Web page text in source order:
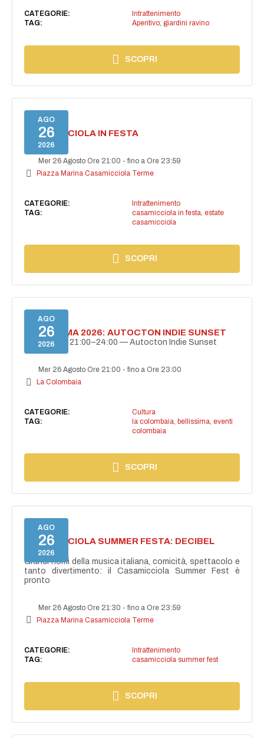
CATEGORIE:
Intrattenimento
TAG:
Aperitivo, giardini ravino
SCOPRI
AGO
26
2026
CASAMICCIOLA IN FESTA
Mer 26 Agosto Ore 21:00 -fino a Ore 23:59
Piazza Marina Casamicciola Terme
CATEGORIE:
Intrattenimento
TAG:
casamicciola in festa, estate
casamicciola
SCOPRI
AGO
26
2026
BELLISSIMA 2026: AUTOCTON INDIE SUNSET
26 agosto | 21:00–24:00 — Autocton Indie Sunset
Mer 26 Agosto Ore 21:00 -fino a Ore 23:00
La Colombaia
CATEGORIE:
Cultura
TAG:
la colombaia, bellissima, eventi
colombaia
SCOPRI
AGO
26
2026
CASAMICCIOLA SUMMER FESTA: DECIBEL
BELLINI
Grandi nomi della musica italiana, comicità, spettacolo e
tanto divertimento: il Casamicciola Summer Fest è
pronto
Mer 26 Agosto Ore 21:30 -fino a Ore 23:59
Piazza Marina Casamicciola Terme
CATEGORIE:
Intrattenimento
TAG:
casamicciola summer fest
SCOPRI